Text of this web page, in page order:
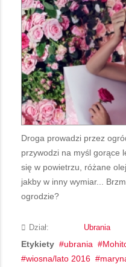
Droga prowadzi przez
przywodzi na myśl gorące
się w powietrzu, różane
jakby w inny wymiar...
ogrodzie?
Dział: Ubrania
Etykiety ubrania
wiosna/lato 2016